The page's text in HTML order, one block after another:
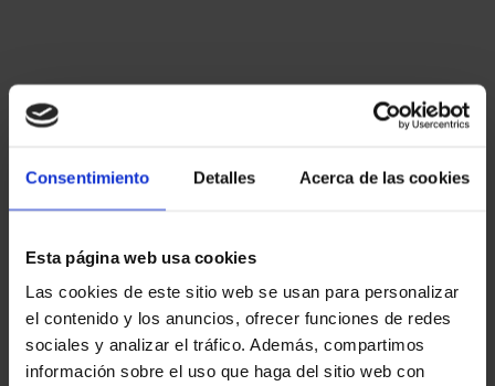
Consentimiento Detalles Acerca de las cookies
Esta página web usa cookies
Las cookies de este sitio web se usan para personalizar
el contenido y los anuncios, ofrecer funciones de redes
sociales y analizar el tráfico. Además, compartimos
información sobre el uso que haga del sitio web con
Deporte
Renting
Search